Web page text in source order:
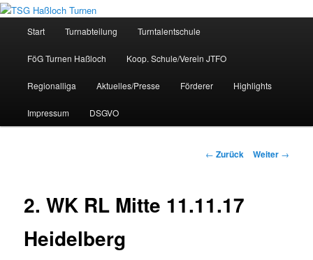
Start Turnabteilung Turntalentschule
FöG Turnen Haßloch Koop. Schule/Verein JTFO
Regionalliga Aktuelles/Presse Förderer Highlights
Impressum DSGVO
Beitrags-
← Zurück Weiter →
2. WK RL Mitte 11.11.17
Heidelberg